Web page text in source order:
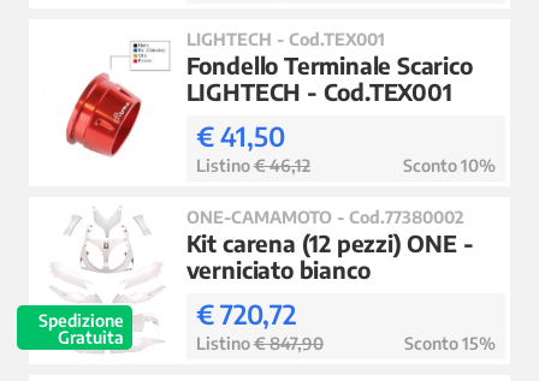
LIGHTECH - Cod.TEX001
Fondello Terminale Scarico
LIGHTECH - Cod.TEX001
€ 41,50
Listino€ 46,12 Sconto 10%
Spedizione
Gratuita
ONE-CAMAMOTO - Cod.77380002
Kit carena (12 pezzi) ONE -
verniciato bianco
€ 720,72
Listino€ 847,90 Sconto 15%